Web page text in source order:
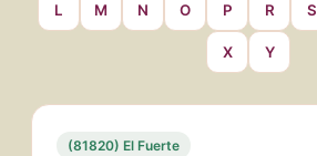
L M N O P R S
X Y
(81820) El Fuerte